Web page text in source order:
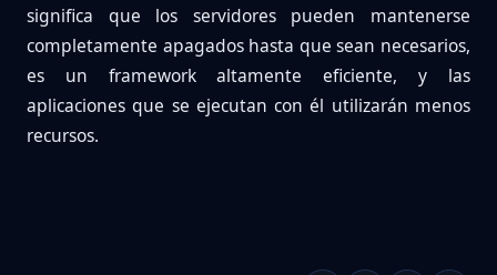
significa que los servidores pueden mantenerse
completamente apagados hasta que sean necesarios,
es un framework altamente eficiente, y las
aplicaciones que se ejecutan con él utilizarán menos
recursos.